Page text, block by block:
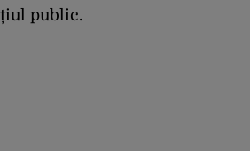
public.